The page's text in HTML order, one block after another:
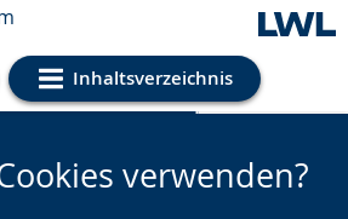
Inhaltsverzeichnis
Einstellungen
verwenden?